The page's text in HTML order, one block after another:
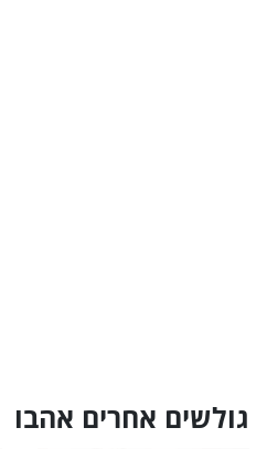
גולשים אחרים אהבו